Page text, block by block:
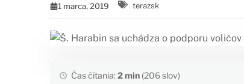
1 marca, 2019 terazsk
Čas čítania:2 min(206 slov)